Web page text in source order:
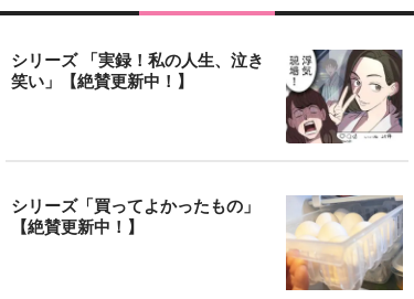
シリーズ 「実録！私の人生、泣き
笑い」【絶賛更新中！】
シリーズ「買ってよかったもの」
【絶賛更新中！】